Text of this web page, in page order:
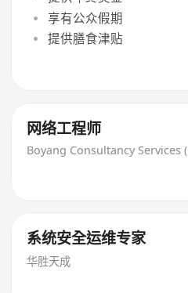
享有公众假期
提供膳食津贴
网络工程师
Boyang Consultancy
系统安全运维专家
华胜天成